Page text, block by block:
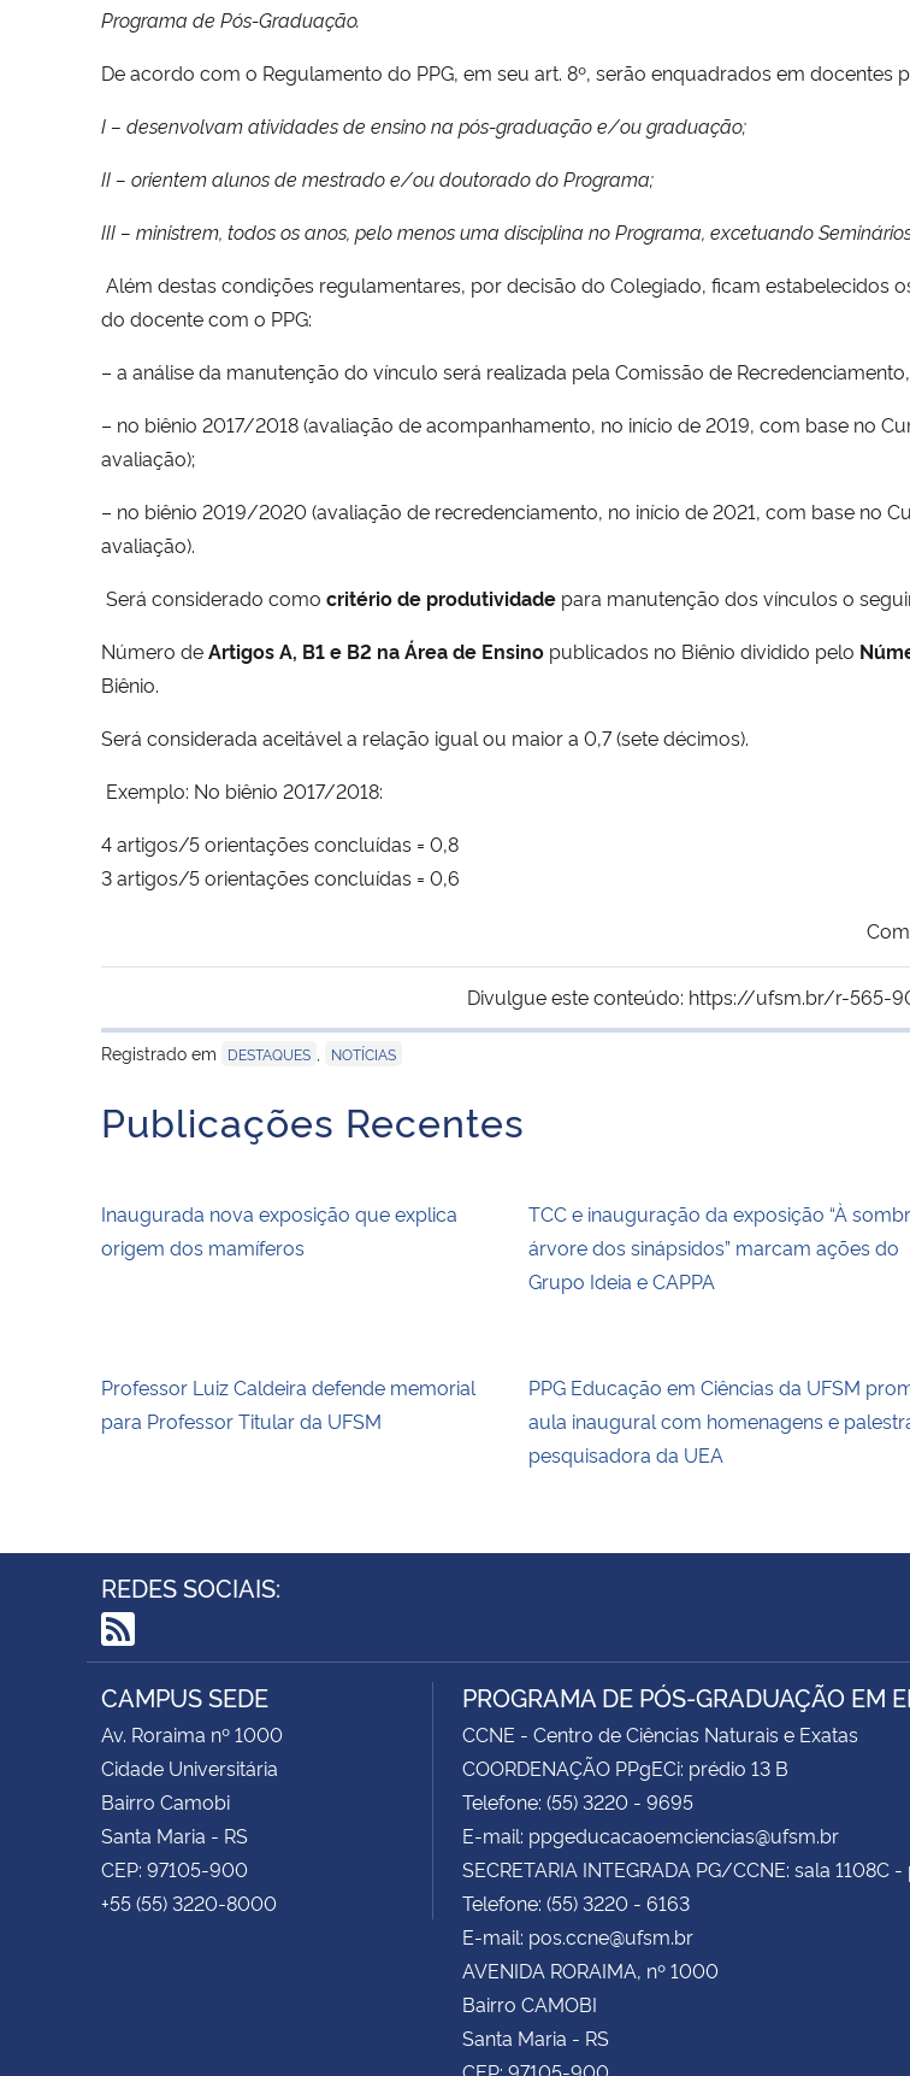
Programa de Pós-Graduação.
De acordo com o Regulamento do PPG, em seu art. 8º, serão enquadrados em docentes
I – desenvolvam atividades de ensino na pós-graduação e/ou graduação;
II – orientem alunos de mestrado e/ou doutorado do Programa;
III – ministrem, todos os anos, pelo menos uma disciplina no Programa, excetuando
Além destas condições regulamentares, por decisão do Colegiado, ficam estabelecidos
do docente com o PPG:
– a análise da manutenção do vínculo será realizada pela Comissão de Recredenciamento,
– no biênio 2017/2018 (avaliação de acompanhamento, no início de 2019, com base no
avaliação);
– no biênio 2019/2020 (avaliação de recredenciamento, no início de 2021, com base no
avaliação).
Será considerado como critério de produtividade para manutenção dos vínculos o
Número deArtigos A, B1 e B2 na Área de Ensino publicados no Biênio dividido pelo
Biênio.
Será considerada aceitável a relação igual ou maior a 0,7 (sete décimos).
Exemplo: No biênio 2017/2018:
4 artigos/5 orientações concluídas = 0,8
3 artigos/5 orientações concluídas = 0,6
Divulgue este conteúdo: https://ufsm.br/r-565-
Registrado em
DESTAQUES NOTÍCIAS
Publicações Recentes
Inaugurada nova exposição que explica
origem dos mamíferos
TCC e inauguração da exposição “À
árvore dos sinápsidos” marcam ações do
Grupo Ideia e CAPPA
Professor Luiz Caldeira defende memorial
para Professor Titular da UFSM
PPG Educação em Ciências da UFSM
aula inaugural com homenagens e
pesquisadora da UEA
REDES SOCIAIS:
RSS
CAMPUS SEDE
Av. Roraima nº 1000
Cidade Universitária
Bairro Camobi
Santa Maria - RS
CEP: 97105-900
+55 (55) 3220-8000
PROGRAMA DE PÓS-GRADUAÇÃO EM
CCNE - Centro de Ciências Naturais e Exatas
COORDENAÇÃO PPgECi: prédio 13 B
Telefone: (55) 3220 - 9695
E-mail: ppgeducacaoemciencias@ufsm.br
SECRETARIA INTEGRADA PG/CCNE: sala 1108C
Telefone: (55) 3220 - 6163
E-mail: pos.ccne@ufsm.br
AVENIDA RORAIMA, nº 1000
Bairro CAMOBI
Santa Maria - RS
CEP: 97105-900